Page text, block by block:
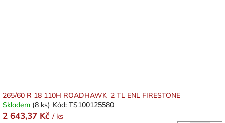
265/60 R 18 110H ROADHAWK_2 TL ENL FIRESTONE
Skladem (8 ks) Kód: TS100125580
2 643,37 Kč / ks